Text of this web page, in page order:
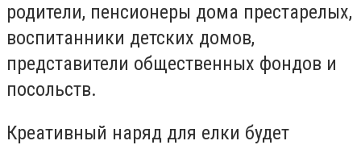
родители, пенсионеры дома престарелых,
воспитанники детских домов,
представители общественных фондов и
посольств.
Креативный наряд для елки будет